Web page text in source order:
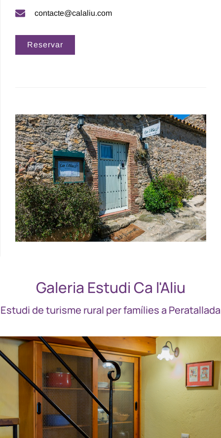
contacte@calaliu.com
Reservar
Galeria Estudi Ca l'Aliu
Estudi de turisme rural per famílies a Peratallada